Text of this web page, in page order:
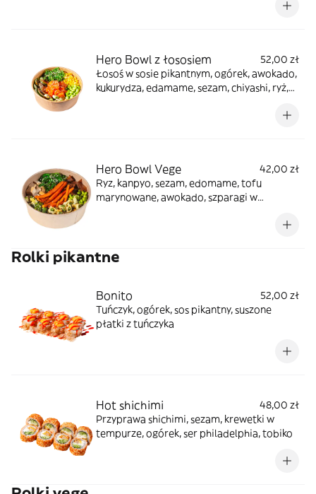
Hero Bowl z łososiem
52,00 zł
Łosoś w sosie pikantnym, ogórek, awokado,
kukurydza, edamame, sezam, chiyashi, ryż,
Hero Bowl Vege
42,00 zł
Ryz, kanpyo, sezam, edomame, tofu
marynowane, awokado, szparagi w
Rolki pikantne
Bonito
52,00 zł
Tuńczyk, ogórek, sos pikantny, suszone
płatki z tuńczyka
Hot shichimi
48,00 zł
Przyprawa shichimi, sezam, krewetki w
tempurze, ogórek, ser philadelphia, tobiko